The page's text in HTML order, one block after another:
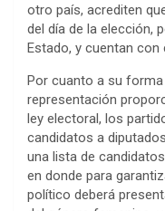
otro país, acrediten
del día de la elección,
Estado, y cuentan con
Por cuanto a su
representación
ley electoral, los
candidatos a
una lista de
en donde para
político deberá